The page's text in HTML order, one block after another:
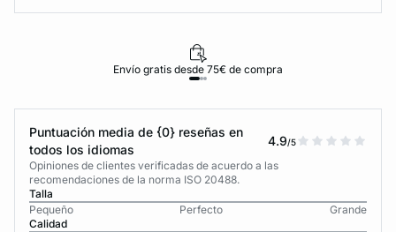
Envío gratis desde 75€ de compra
Puntuación media de {0} reseñas en
todos los idiomas
4.9/5
Opiniones de clientes verificadas de acuerdo a las
recomendaciones de la norma ISO 20488.
Talla
Pequeño
Perfecto
Grande
Calidad